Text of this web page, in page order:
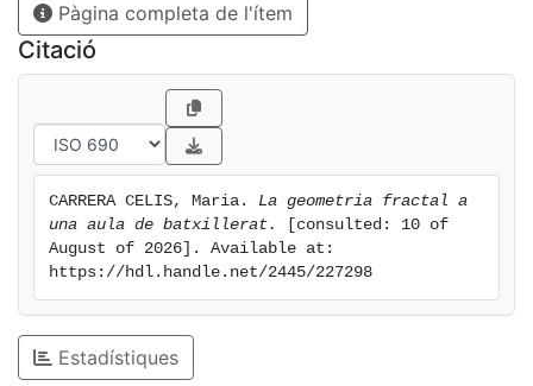
Pàgina completa de l'ítem
Citació
CARRERA CELIS, Maria. La geometria fractal a
una aula de batxillerat.
[consulted: 10 of
August of 2026]. Available at:
https://hdl.handle.net/2445/227298
Estadístiques